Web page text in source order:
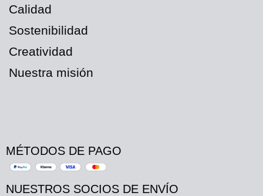
Calidad
Sostenibilidad
Creatividad
Nuestra misión
MÉTODOS DE PAGO
NUESTROS SOCIOS DE ENVÍO